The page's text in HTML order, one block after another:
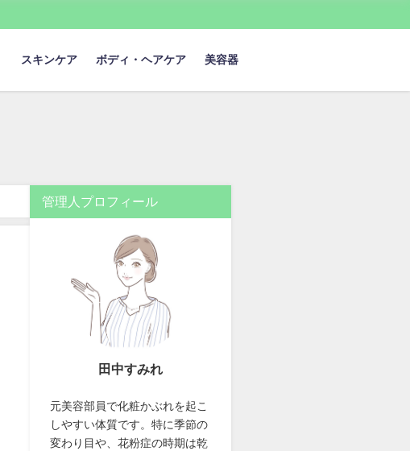
スキンケア ボディ・ヘアケア 美容器
管理人プロフィール
田中すみれ
元美容部員で化粧かぶれを起こ
しやすい体質です。特に季節の
変わり目や、花粉症の時期は乾